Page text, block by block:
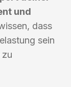
und
dass
sein